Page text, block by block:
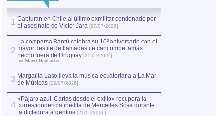
1 Capturan en Chile al último exmilitar condenado por
el asesinato de Víctor Jara [27/07/2026]
2
La comparsa Bantú celebra su 10º aniversario con el
mayor desfile de llamadas de candombe jamás
hecho fuera de Uruguay [25/07/2026]
por Manel Gausachs
3 Margarita Laso lleva la música ecuatoriana a La Mar
de Músicas [22/07/2026]
4
«Pájaro azul. Cartas desde el exilio» recupera la
correspondencia inédita de Mercedes Sosa durante
la dictadura argentina [21/07/2026]